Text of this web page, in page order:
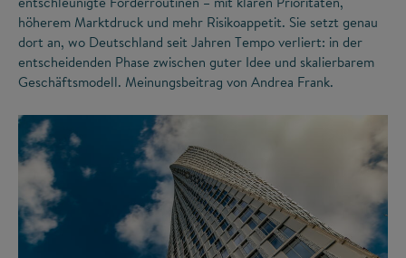
höherem Marktdruck und mehr Risikoappetit. Sie setzt genau
dort an, wo Deutschland seit Jahren Tempo verliert: in der
entscheidenden Phase zwischen guter Idee und skalierbarem
Geschäftsmodell. Meinungsbeitrag von Andrea Frank.